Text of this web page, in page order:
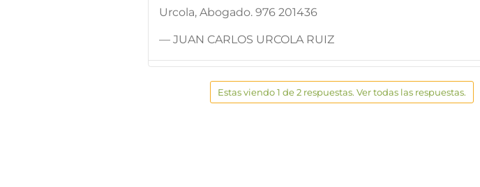
Urcola, Abogado. 976 201436
— JUAN CARLOS URCOLA RUIZ
Estas viendo 1 de 2 respuestas. Ver todas las respuestas.